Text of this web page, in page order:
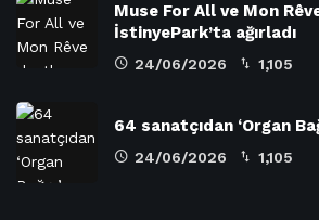
Muse For All ve Mon
İstinyePark’ta ağırladı
24/06/2026 1,105
64 sanatçıdan ‘Organ
24/06/2026 1,105